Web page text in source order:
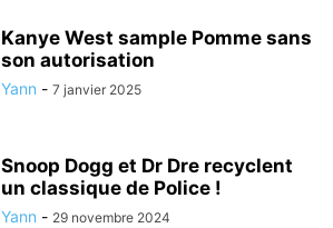
Kanye West sample Pomme sans
son autorisation
Yann - 7 janvier 2025
Snoop Dogg et Dr Dre recyclent
un classique de Police !
Yann - 29 novembre 2024